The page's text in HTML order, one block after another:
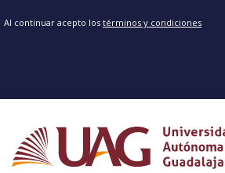
Al continuar acepto los términos y condiciones